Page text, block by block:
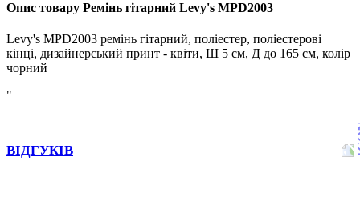
Опис товару Ремінь гітарний Levy's MPD2003
Levy's MPD2003 ремінь гітарний, поліестер, поліестерові
кінці, дизайнерський принт - квіти, Ш 5 см, Д до 165 см, колір
чорний
"
ВІДГУКІВ